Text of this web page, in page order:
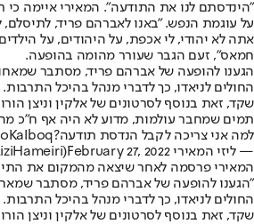
"הינדסתם לנו את התודעה". המאירי איימה כי
על עוגמת הנפש. "באנו לאברהם פריד, לתיסלם,
אתה לא יהודי, לי אכפת, על היהודים, על
חמאס", זעם הגבר שעורר מהומה בהופעה.
הגענו להופעה של אברהם פריד, מסתבר
החולים לניאדו, כך לדברי מנהל בהיכל
שקד, זאת בנוסף לסרטונים של אלקין וניצן
תמים שמחבר עולמות, מדוע לא היה אף ח"כ
למה אני צריכה לקבל הנדסת תודעה?
— ליזי המאירי Lizi Hameiri (@LiziHameiri)February 27, 2022
המאירי פרסמה לאחר שיצאה מהמקום את
"הגענו להופעה של אברהם פריד, מסתבר
החולים לניאדו, כך לדברי מנהל בהיכל
שקד, זאת בנוסף לסרטונים של אלקין וניצן